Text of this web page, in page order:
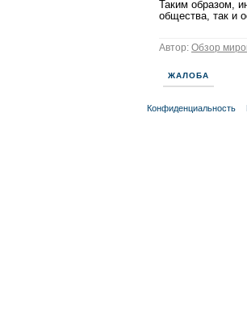
Таким образом,
общества, так и
Автор: Обзор
ЖАЛОБА
Конфиденциальность